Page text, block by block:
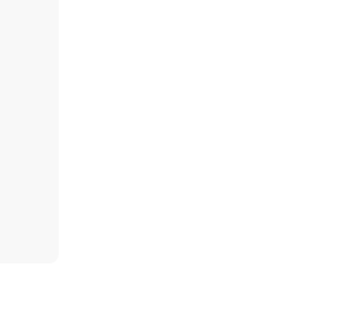
Alpen